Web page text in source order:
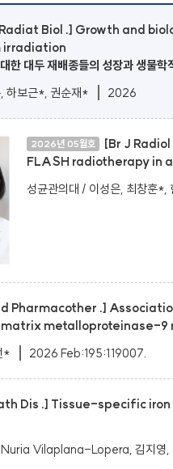
Biol .] Growth and
irradiation
한 대두 재배종들의 성장과 생물학
하보근*, 권순재*
2026
2026년 05월호
[Br J
FLASH radiotherapy in
성균관의대 / 이성은, 최창훈*,
Pharmacother .]
metalloproteinase-9
*
2026 Feb:195:119007.
Dis .] Tissue-specific
Vilaplana-Lopera, 김지영,